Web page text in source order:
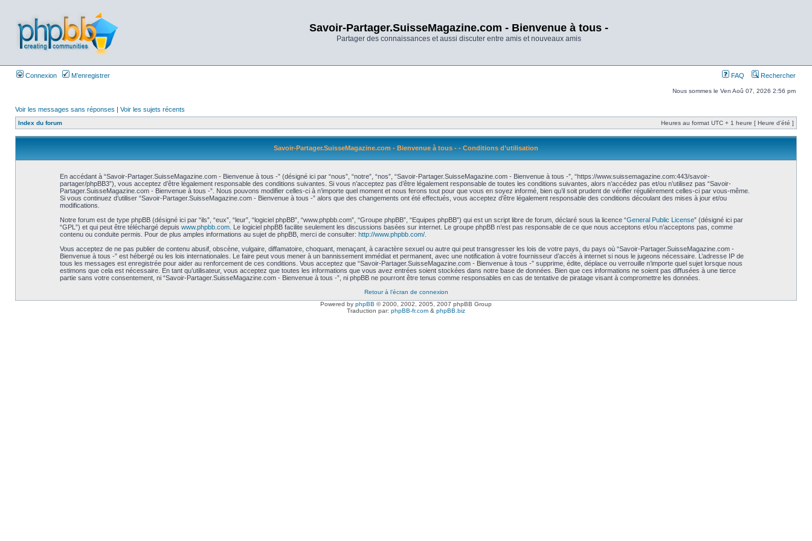
Savoir-Partager.SuisseMagazine.com - Bienvenue à tous -
Partager des connaissances et aussi discuter entre amis et nouveaux amis
Connexion M’enregistrer FAQ Rechercher
Nous sommes le Ven Aoû 07, 2026 2:56 pm
Voir les messages sans réponses | Voir les sujets récents
Index du forum Heures au format UTC + 1 heure [ Heure d’été ]
Savoir-Partager.SuisseMagazine.com - Bienvenue à tous - - Conditions d’utilisation
En accédant à “Savoir-Partager.SuisseMagazine.com - Bienvenue à tous -” (désigné ici par “nous”, “notre”, “nos”, “Savoir-Partager.SuisseMagazine.com - Bienvenue à tous -”, “https://www.suissemagazine.com:443/savoir-
partager/phpBB3”), vous acceptez d’être légalement responsable des conditions suivantes. Si vous n’acceptez pas d’être légalement responsable de toutes les conditions suivantes, alors n’accédez pas et/ou n’utilisez pas “Savoir-
Partager.SuisseMagazine.com - Bienvenue à tous -”. Nous pouvons modifier celles-ci à n’importe quel moment et nous ferons tout pour que vous en soyez informé, bien qu’il soit prudent de vérifier régulièrement celles-ci par vous-même.
Si vous continuez d’utiliser “Savoir-Partager.SuisseMagazine.com - Bienvenue à tous -” alors que des changements ont été effectués, vous acceptez d’être légalement responsable des conditions découlant des mises à jour et/ou
modifications.
Notre forum est de type phpBB (désigné ici par “ils”, “eux”, “leur”, “logiciel phpBB”, “www.phpbb.com”, “Groupe phpBB”, “Equipes phpBB”) qui est un script libre de forum, déclaré sous la licence “General Public License” (désigné ici par
“GPL”) et qui peut être téléchargé depuis www.phpbb.com. Le logiciel phpBB facilite seulement les discussions basées sur internet. Le groupe phpBB n’est pas responsable de ce que nous acceptons et/ou n’acceptons pas, comme
contenu ou conduite permis. Pour de plus amples informations au sujet de phpBB, merci de consulter: http://www.phpbb.com/.
Vous acceptez de ne pas publier de contenu abusif, obscène, vulgaire, diffamatoire, choquant, menaçant, à caractère sexuel ou autre qui peut transgresser les lois de votre pays, du pays où “Savoir-Partager.SuisseMagazine.com -
Bienvenue à tous -” est hébergé ou les lois internationales. Le faire peut vous mener à un bannissement immédiat et permanent, avec une notification à votre fournisseur d’accès à internet si nous le jugeons nécessaire. L’adresse IP de
tous les messages est enregistrée pour aider au renforcement de ces conditions. Vous acceptez que “Savoir-Partager.SuisseMagazine.com - Bienvenue à tous -” supprime, édite, déplace ou verrouille n’importe quel sujet lorsque nous
estimons que cela est nécessaire. En tant qu’utilisateur, vous acceptez que toutes les informations que vous avez entrées soient stockées dans notre base de données. Bien que ces informations ne soient pas diffusées à une tierce
partie sans votre consentement, ni “Savoir-Partager.SuisseMagazine.com - Bienvenue à tous -”, ni phpBB ne pourront être tenus comme responsables en cas de tentative de piratage visant à compromettre les données.
Retour à l’écran de connexion
Powered by phpBB © 2000, 2002, 2005, 2007 phpBB Group
Traduction par: phpBB-fr.com & phpBB.biz